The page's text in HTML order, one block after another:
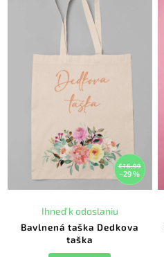
€16,99
–29 %
Bavlnená taška Dedkova
taška
Ihneď k odoslaniu